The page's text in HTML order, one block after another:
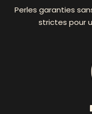
Perles garanties
strictes pour